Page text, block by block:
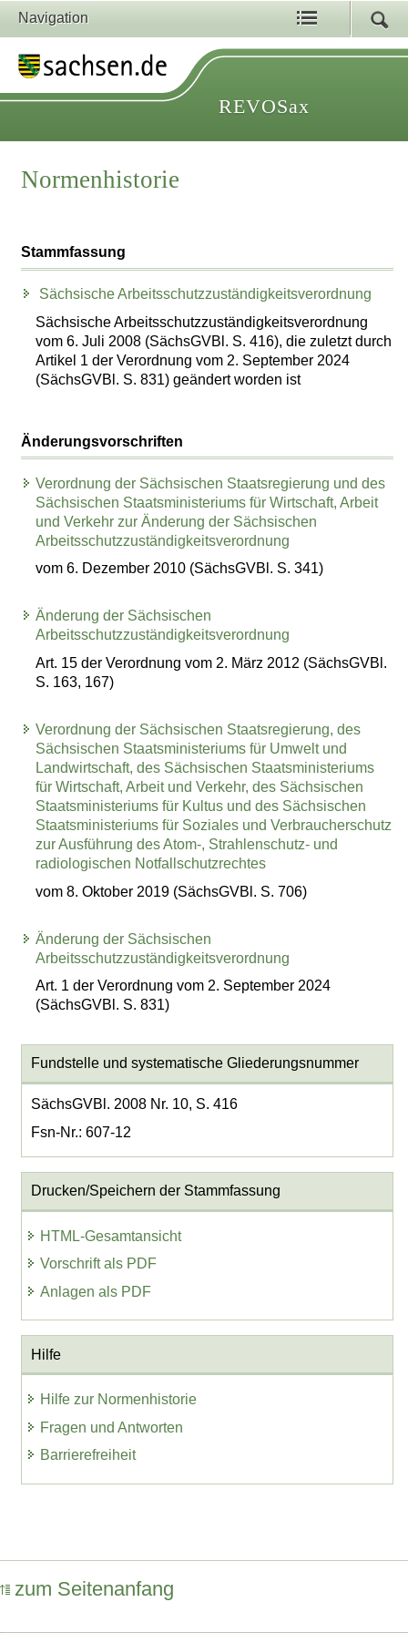
Navigation
REVOSax
Normenhistorie
Stammfassung
Sächsische Arbeitsschutzzuständigkeitsverordnung
Sächsische Arbeitsschutzzuständigkeitsverordnung
vom 6. Juli 2008 (SächsGVBl. S. 416), die zuletzt durch
Artikel 1 der Verordnung vom 2. September 2024
(SächsGVBl. S. 831) geändert worden ist
Änderungsvorschriften
Verordnung der Sächsischen Staatsregierung und des
Sächsischen Staatsministeriums für Wirtschaft, Arbeit
und Verkehr zur Änderung der Sächsischen
Arbeitsschutzzuständigkeitsverordnung
vom 6. Dezember 2010 (SächsGVBl. S. 341)
Änderung der Sächsischen
Arbeitsschutzzuständigkeitsverordnung
Art. 15 der Verordnung vom 2. März 2012 (SächsGVBl.
S. 163, 167)
Verordnung der Sächsischen Staatsregierung, des
Sächsischen Staatsministeriums für Umwelt und
Landwirtschaft, des Sächsischen Staatsministeriums
für Wirtschaft, Arbeit und Verkehr, des Sächsischen
Staatsministeriums für Kultus und des Sächsischen
Staatsministeriums für Soziales und Verbraucherschutz
zur Ausführung des Atom-, Strahlenschutz- und
radiologischen Notfallschutzrechtes
vom 8. Oktober 2019 (SächsGVBl. S. 706)
Änderung der Sächsischen
Arbeitsschutzzuständigkeitsverordnung
Art. 1 der Verordnung vom 2. September 2024
(SächsGVBl. S. 831)
Fundstelle und systematische Gliederungsnummer
SächsGVBl. 2008 Nr. 10, S. 416
Fsn-Nr.: 607-12
Drucken/Speichern der Stammfassung
HTML-Gesamtansicht
Vorschrift als PDF
Anlagen als PDF
Hilfe
Hilfe zur Normenhistorie
Fragen und Antworten
Barrierefreiheit
zum Seitenanfang